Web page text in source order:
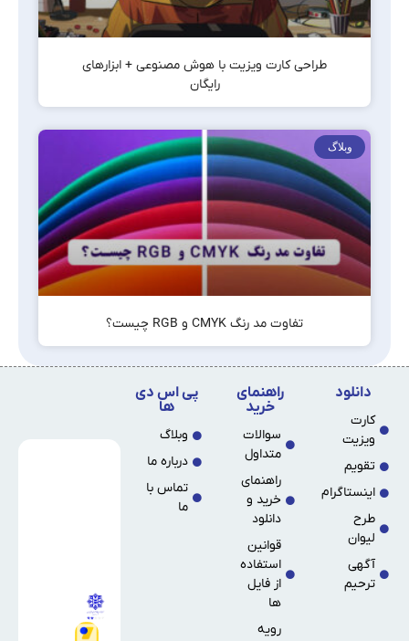
طراحی کارت ویزیت با هوش مصنوعی + ابزارهای
رایگان
وبلاگ
تفاوت مد رنگ CMYK و RGB چیست؟
دانلود
کارت
ویزیت
تقویم
اینستاگرام
طرح
لیوان
آگهی
ترحیم
راهنمای
خرید
سوالات
متداول
راهنمای
خرید و
دانلود
قوانین
استفاده
از فایل
ها
رویه
پی اس دی
ها
وبلاگ
درباره ما
تماس با
ما